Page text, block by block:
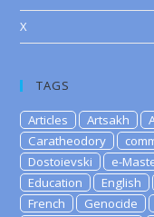
X
TAGS
Articles Artsakh
Caratheodory
Dostoievski
e-
Education
English
French
Genocide